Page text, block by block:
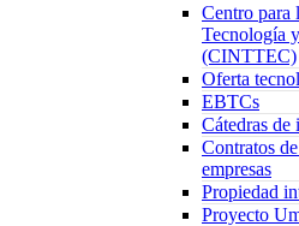
Centro para
Tecnología
(CINTTEC)
Oferta
EBTCs
Cátedras de
Contratos
empresas
Propiedad
Proyecto